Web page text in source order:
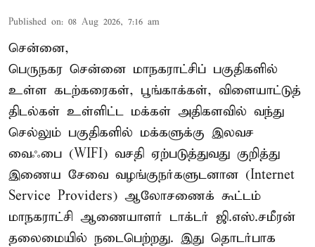
Published on: 08 Aug 2026, 7:16 am
சென்னை,
பெருநகர சென்னை மாநகராட்சிப் பகுதிகளில்
உள்ள கடற்கரைகள், பூங்காக்கள், விளையாட்டுத்
திடல்கள் உள்ளிட்ட மக்கள் அதிகளவில் வந்து
செல்லும் பகுதிகளில் மக்களுக்கு இலவச
வைஃபை (WIFI) வசதி ஏற்படுத்துவது குறித்து
இணைய சேவை வழங்குநர்களுடனான (Internet
Service Providers) ஆலோசணைக் கூட்டம்
மாநகராட்சி ஆணையாளர் டாக்டர் ஜி.எஸ்.சமீரன்
தலைமையில் நடைபெற்றது. இது தொடர்பாக